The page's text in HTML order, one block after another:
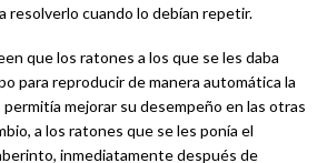
resolverlo cuando lo debían repetir.
que los ratones a los que se les daba
para reproducir de manera automática la
mejorar su desempeño en las otras
a los ratones que se les ponía el
inmediatamente después de